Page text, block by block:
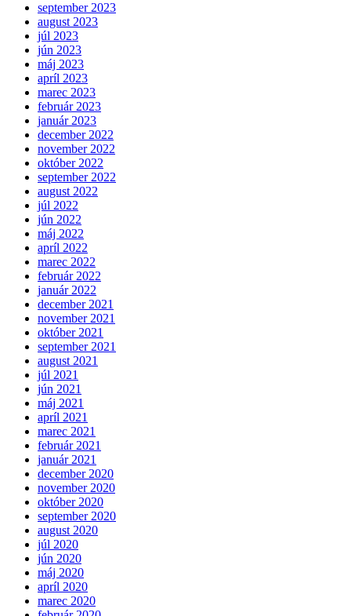
september 2023
august 2023
júl 2023
jún 2023
máj 2023
apríl 2023
marec 2023
február 2023
január 2023
december 2022
november 2022
október 2022
september 2022
august 2022
júl 2022
jún 2022
máj 2022
apríl 2022
marec 2022
február 2022
január 2022
december 2021
november 2021
október 2021
september 2021
august 2021
júl 2021
jún 2021
máj 2021
apríl 2021
marec 2021
február 2021
január 2021
december 2020
november 2020
október 2020
september 2020
august 2020
júl 2020
jún 2020
máj 2020
apríl 2020
marec 2020